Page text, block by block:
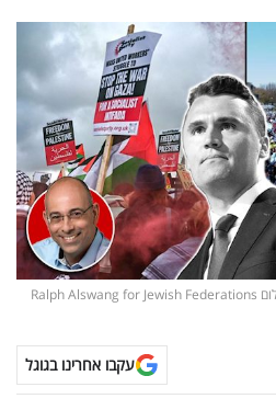
תומכי ישראל בעולם בסכנה ממשית (צילום Ralph Alswang for Jewish Federations
עקבו אחרינו בגוגל